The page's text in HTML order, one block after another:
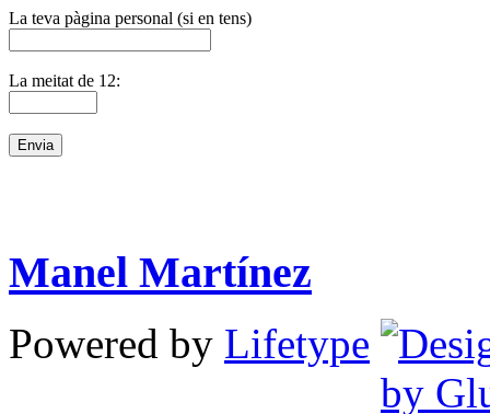
La teva pàgina personal (si en tens)
La meitat de 12:
Manel Martínez
Powered by Lifetype